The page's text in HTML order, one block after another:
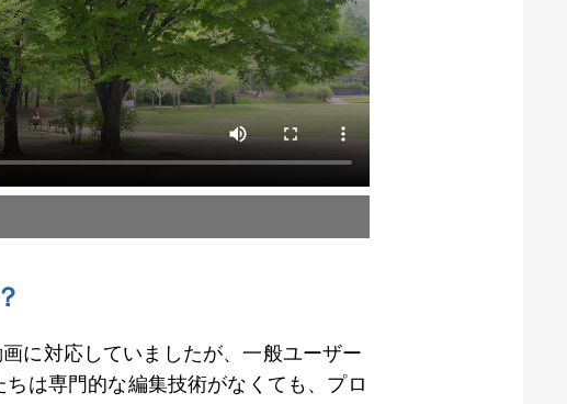
に対応していましたが、一般ユーザー
は専門的な編集技術がなくても、プロ